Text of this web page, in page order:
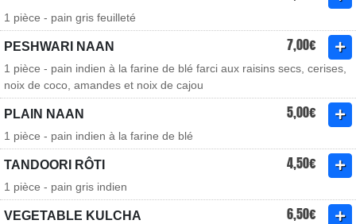
1 pièce - pain gris feuilleté
PESHWARI NAAN 7,00€
1 pièce - pain indien à la farine de blé farci aux raisins secs, cerises,
noix de coco, amandes et noix de cajou
PLAIN NAAN 5,00€
1 pièce - pain indien à la farine de blé
TANDOORI RÔTI 4,50€
1 pièce - pain gris indien
VEGETABLE KULCHA 6,50€